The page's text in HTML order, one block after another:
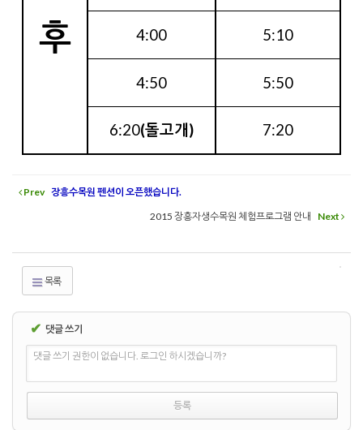
후
4:00 5:10
4:50 5:50
6:20(돌고개) 7:20
Prev 장흥수목원 펜션이 오픈했습니다.
2015 장흥자생수목원 체험프로그램 안내
Next
목록
✔ 댓글 쓰기
댓글 쓰기 권한이 없습니다. 로그인 하시겠습니까?